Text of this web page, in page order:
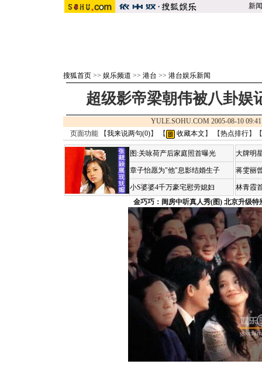
新闻
搜狐首页 >> 娱乐频道 >> 港台 >> 港台娱乐新闻
超级影帝梁朝伟被八卦娱
YULE.SOHU.COM 2005-08-10
页面功能 【我来说两句(0)】 【 收藏本文 】 【热点排行】【
图:关咏荷产后家庭照首曝光
章子怡愿为"他"息影结婚生子
小S婆婆4千万豪宅慰劳媳妇
大牌明
蒋雯丽
林青霞
金巧巧：闺房中听真人秀(图) 北京升级特